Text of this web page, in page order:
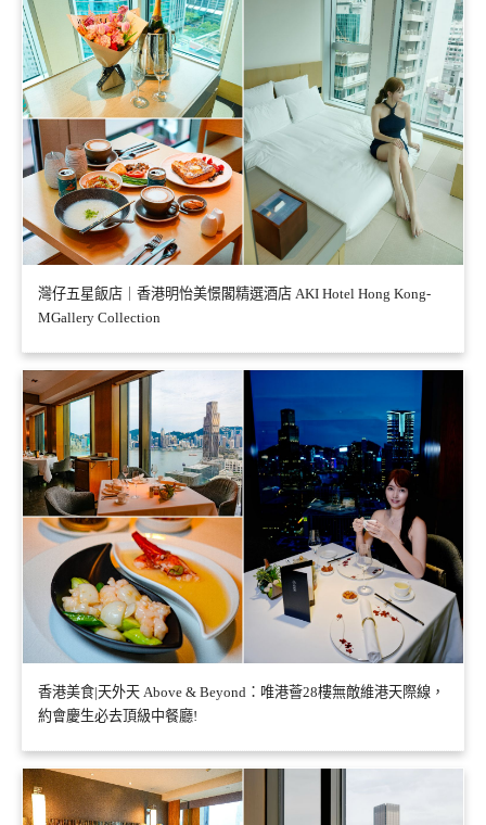
灣仔五星飯店｜香港明怡美憬閣精選酒店 AKI Hotel Hong Kong-
MGallery Collection
香港美食|天外天 Above & Beyond：唯港薈28樓無敵維港天際線，
約會慶生必去頂級中餐廳!